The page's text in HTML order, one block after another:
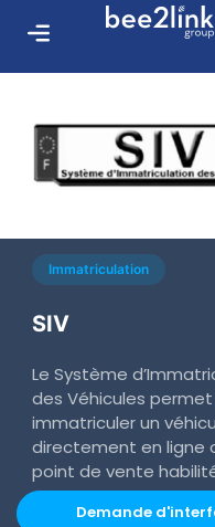
Immatriculation
SIV
Le Système
des Véhicules
immatriculer un
directement en ligne
point de vente
Demande